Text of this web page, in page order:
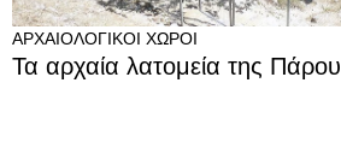
ΑΡΧΑΙΟΛΟΓΙΚΟΊ ΧΏΡΟΙ
Τα αρχαία λατομεία της Πάρου